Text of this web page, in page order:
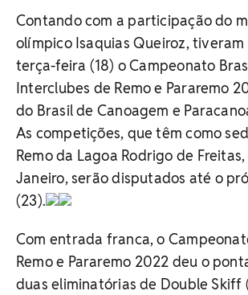
Contando com a participação do
olímpico Isaquias Queiroz, tiveram
terça-feira (18) o Campeonato
Interclubes de Remo e Pararemo
do Brasil de Canoagem e
As competições, que têm como
Remo da Lagoa Rodrigo de Freitas,
Janeiro, serão disputados até o
(23).
Com entrada franca, o
Remo e Pararemo 2022 deu o
duas eliminatórias de Double Skiff